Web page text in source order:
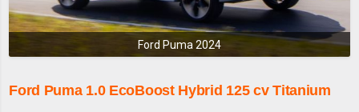
Ford Puma 2024
Ford Puma1.0 EcoBoost Hybrid 125 cv Titanium